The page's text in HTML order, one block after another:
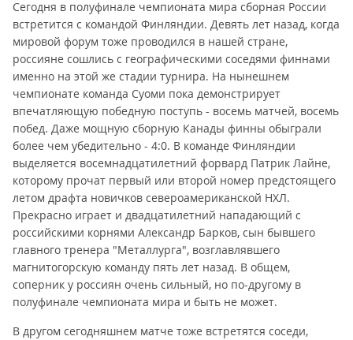
Сегодня в полуфинале чемпионата мира сборная России
встретится с командой Финляндии. Девять лет назад, когда
мировой форум тоже проводился в нашей стране,
россияне сошлись с географическими соседями финнами
именно на этой же стадии турнира. На нынешнем
чемпионате команда Суоми пока демонстрирует
впечатляющую победную поступь - восемь матчей, восемь
побед. Даже мощную сборную Канады финны обыграли
более чем убедительно - 4:0. В команде Финляндии
выделяется восемнадцатилетний форвард Патрик Лайне,
которому прочат первый или второй номер предстоящего
летом драфта новичков североамериканской НХЛ.
Прекрасно играет и двадцатилетний нападающий с
российскими корнями Александр Барков, сын бывшего
главного тренера "Металлурга", возглавлявшего
магнитогорскую команду пять лет назад. В общем,
соперник у россиян очень сильный, но по-другому в
полуфинале чемпионата мира и быть не может.
В другом сегодняшнем матче тоже встретятся соседи,